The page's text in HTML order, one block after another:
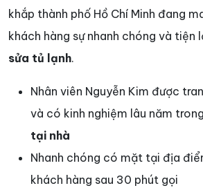
khắp thành phố Hồ Chí Minh đang
khách hàng sự nhanh chóng và tiện
sửa tủ lạnh.
Nhân viên Nguyễn Kim được
và có kinh nghiệm lâu năm
tại nhà
Nhanh chóng có mặt tại địa
khách hàng sau 30 phút gọi